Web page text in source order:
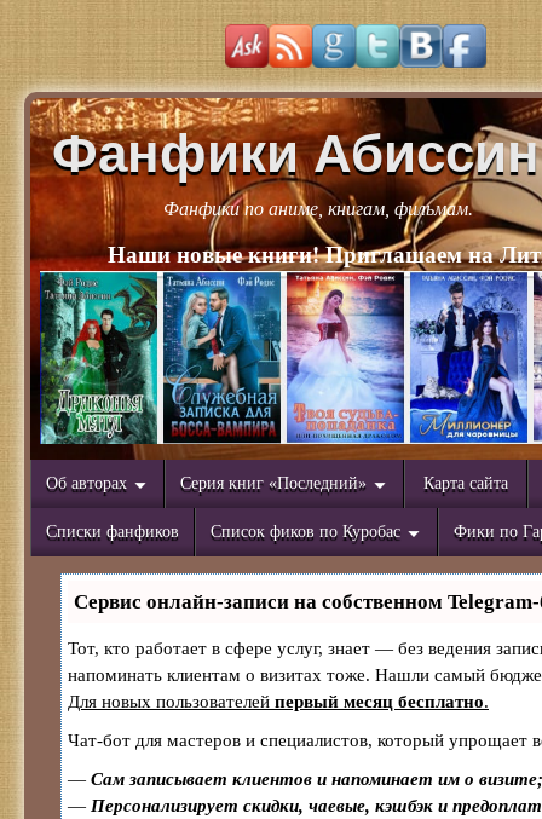
Фанфики Абиссин
Фанфики по аниме, книгам, фильмам.
Наши новые книги! Приглашаем на
Об авторах Серия книг «Последний» Карта сайта
Списки фанфиков Список фиков по Куробас Фики по
Сервис онлайн-записи на собственном Telegram-
Тот, кто работает в сфере услуг, знает — без ведения
напоминать клиентам о визитах тоже. Нашли самый
Для новых пользователей первый месяц бесплатно.
Чат-бот для мастеров и специалистов, который упрощает
— Сам записывает клиентов и напоминает им о визите;
— Персонализирует скидки, чаевые, кэшбэк и